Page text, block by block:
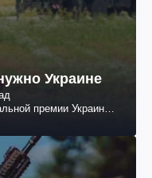
Украине
премии Украины